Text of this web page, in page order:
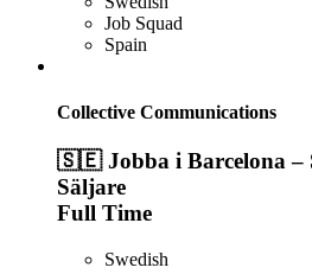
Job Squad
Spain
Collective Communications
🇸🇪 Jobba i Barcelona –
Säljare
Full Time
Swedish